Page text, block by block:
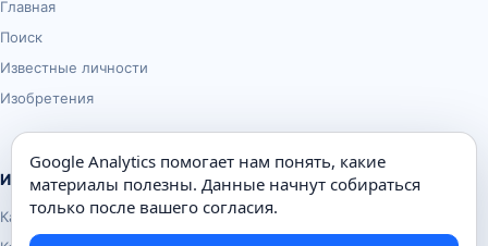
Главная
Поиск
Известные личности
Изобретения
Информация
Карта сайта
Google Analytics помогает нам понять, какие
материалы полезны. Данные начнут собираться
только после вашего согласия.